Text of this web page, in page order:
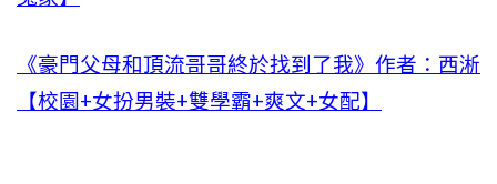
《豪門父母和頂流哥哥終於找到了我》作者：西淅
【校園+女扮男裝+雙學霸+爽文+女配】